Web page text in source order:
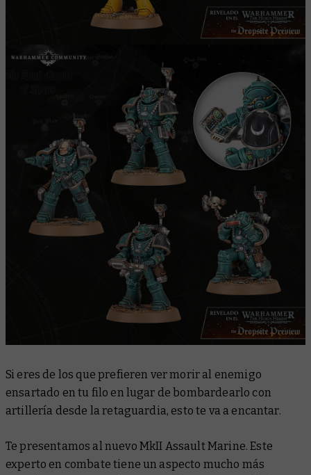
Si eres de los que prefieren ver morir al enemigo
ensartado en tu filo en lugar de bombardearlo con
artillería desde la retaguardia, esto te va a encantar.
Te presentamos al nuevo MkII Assault Marine. Este
experto en combate tiene un aspecto mucho más